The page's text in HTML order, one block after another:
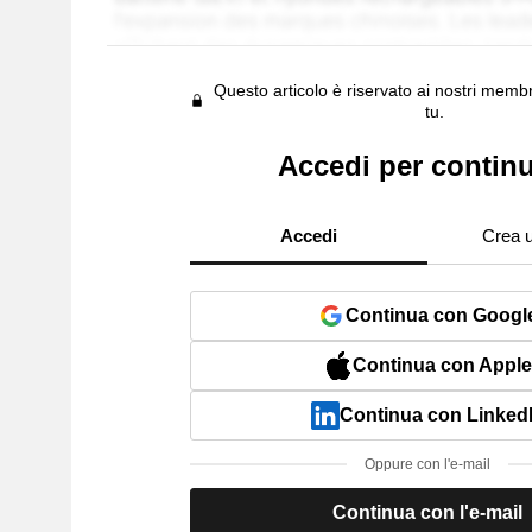
Questo articolo è riservato ai nostri
tu.
Accedi per
Accedi Crea
Continua con
Continua con Apple
Continua con
Oppure con l'e-mail
Continua con l'e-mail